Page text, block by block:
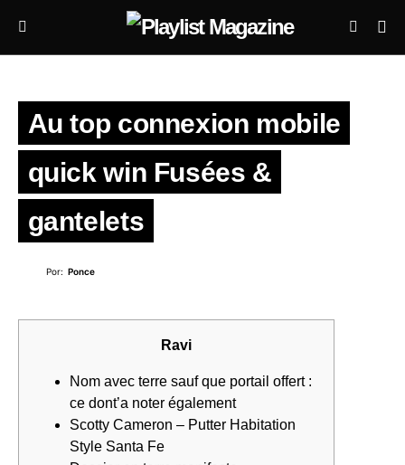
Au top connexion mobile
quick win Fusées &
gantelets
Por: Ponce
Ravi
Nom avec terre sauf que portail offert :
ce dont’a noter également
Scotty Cameron – Putter Habitation
Style Santa Fe